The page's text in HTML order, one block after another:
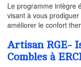
Le programme intègre
visant à vous
améliorer le confort
Artisan RGE-
Combles à